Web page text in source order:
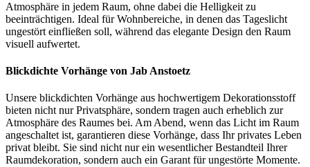
Atmosphäre in jedem Raum, ohne dabei die Helligkeit zu
beeinträchtigen. Ideal für Wohnbereiche, in denen das Tageslicht
ungestört einfließen soll, während das elegante Design den Raum
visuell aufwertet.
Blickdichte Vorhänge von Jab Anstoetz
Unsere blickdichten Vorhänge aus hochwertigem Dekorationsstoff
bieten nicht nur Privatsphäre, sondern tragen auch erheblich zur
Atmosphäre des Raumes bei. Am Abend, wenn das Licht im Raum
angeschaltet ist, garantieren diese Vorhänge, dass Ihr privates Leben
privat bleibt. Sie sind nicht nur ein wesentlicher Bestandteil Ihrer
Raumdekoration, sondern auch ein Garant für ungestörte Momente.